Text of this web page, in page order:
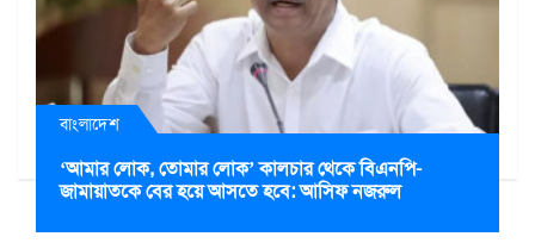
বাংলাদেশ
‘আমার লোক, তোমার লোক’ কালচার থেকে বিএনপি-
জামায়াতকে বের হয়ে আসতে হবে: আসিফ নজরুল